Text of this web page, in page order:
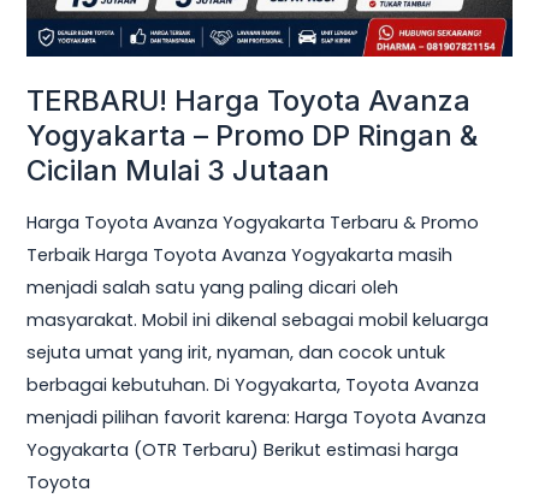
TERBARU! Harga Toyota Avanza
Yogyakarta – Promo DP Ringan &
Cicilan Mulai 3 Jutaan
Harga Toyota Avanza Yogyakarta Terbaru & Promo
Terbaik Harga Toyota Avanza Yogyakarta masih
menjadi salah satu yang paling dicari oleh
masyarakat. Mobil ini dikenal sebagai mobil keluarga
sejuta umat yang irit, nyaman, dan cocok untuk
berbagai kebutuhan. Di Yogyakarta, Toyota Avanza
menjadi pilihan favorit karena: Harga Toyota Avanza
Yogyakarta (OTR Terbaru) Berikut estimasi harga
Toyota
Ringan
&
Mulai
3
Jutaan